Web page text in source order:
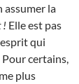
assumer la
! Elle est pas
qui
certains,
plus